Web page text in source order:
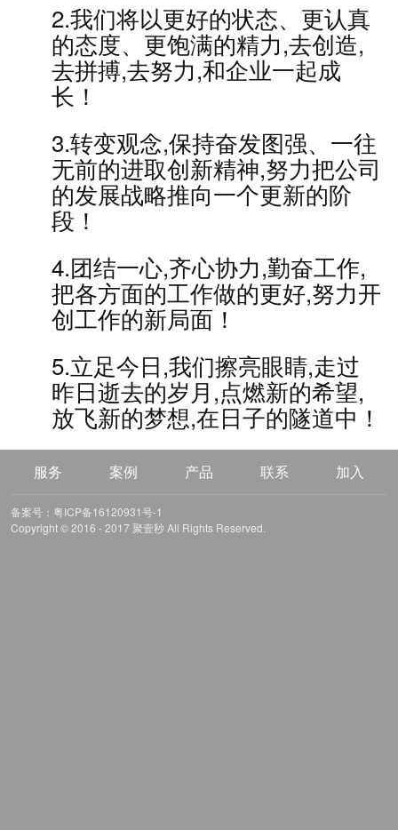
2.我们将以更好的状态、更认真
的态度、更饱满的精力,去创造,
去拼搏,去努力,和企业一起成
长！
3.转变观念,保持奋发图强、一往
无前的进取创新精神,努力把公司
的发展战略推向一个更新的阶
段！
4.团结一心,齐心协力,勤奋工作,
把各方面的工作做的更好,努力开
创工作的新局面！
5.立足今日,我们擦亮眼睛,走过
昨日逝去的岁月,点燃新的希望,
放飞新的梦想,在日子的隧道中！
服务 案例 产品 联系 加入
备案号：粤ICP备16120931号-1
Copyright © 2016 - 2017 聚壹秒 All Rights Reserved.